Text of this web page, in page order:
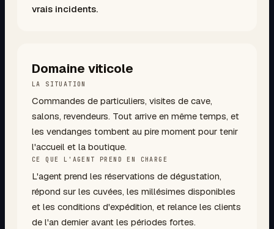
vrais incidents.
Domaine viticole
LA SITUATION
Commandes de particuliers, visites de cave,
salons, revendeurs. Tout arrive en même temps, et
les vendanges tombent au pire moment pour tenir
l'accueil et la boutique.
CE QUE L'AGENT PREND EN CHARGE
L'agent prend les réservations de dégustation,
répond sur les cuvées, les millésimes disponibles
et les conditions d'expédition, et relance les clients
de l'an dernier avant les périodes fortes.